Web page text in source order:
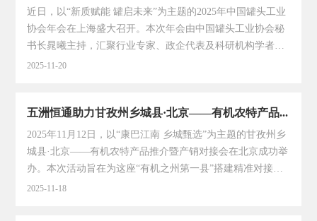
近日，以“新质赋能 罐启未来”为主题的2025年中国罐头工业
协会年会在上海盛大召开。本次年会由中国罐头工业协会秘
书长晁曦主持，汇聚行业专家、政企代表及科研机构学者，
围绕宏观经济形势、标准体系建设、双循环战略落地、认证
总经理助理杨兰受邀参加。针对罐头行业，徐振宇解析经济
形势对消费市场的影响，建议行业聚焦核心客群，通过产品
与场景创新抢抓增长空间。陈洪俊提出构建多层级食品质量
标准体系，助力双循环战略落地。吴国华指出国内罐头人均
2025-11-20
五洲恒通助力甘孜州乡城县·北京——有机农特产品推介暨产销对接会顺利召开
2025年11月12日，以“康巴江南 乡城甄选”为主题的甘孜州乡
城县·北京——有机农特产品推介暨产销对接会在北京成功举
办。本次活动旨在为这座“有机之州第一县”搭建精准对接首
都市场的桥梁，由中国认证认可协会有机产业与认证专业委
2025-11-18